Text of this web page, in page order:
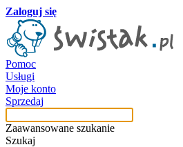
Zaloguj się
Pomoc
Usługi
Moje konto
Sprzedaj
Zaawansowane szukanie
Szukaj